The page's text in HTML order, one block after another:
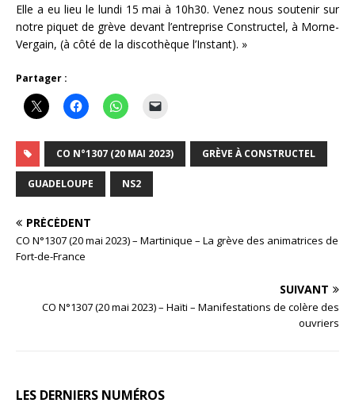
Elle a eu lieu le lundi 15 mai à 10h30. Venez nous soutenir sur
notre piquet de grève devant l’entreprise Constructel, à Morne-
Vergain, (à côté de la discothèque l’Instant). »
Partager :
CO N°1307 (20 MAI 2023) GRÈVE À CONSTRUCTEL
GUADELOUPE NS2
PRÉCÉDENT
CO N°1307 (20 mai 2023) – Martinique – La grève des animatrices de
Fort-de-France
SUIVANT
CO N°1307 (20 mai 2023) – Haïti – Manifestations de colère des
ouvriers
LES DERNIERS NUMÉROS